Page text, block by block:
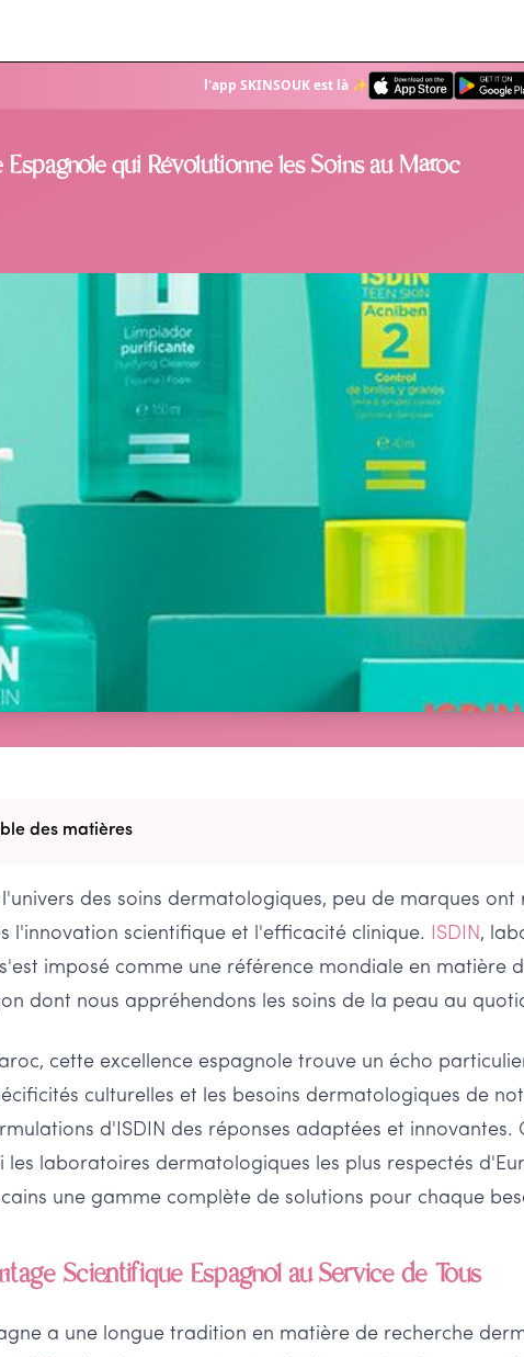
l'app SKINSOUK est là ✨
qui Révolutionne les Soins au Maroc
des matières
l'univers des soins dermatologiques, peu de marques
l'innovation scientifique et l'efficacité clinique. ISDIN,
s'est imposé comme une référence mondiale en
dont nous appréhendons les soins de la peau au
cette excellence espagnole trouve un écho
culturelles et les besoins dermatologiques de
d'ISDIN des réponses adaptées et
les laboratoires dermatologiques les plus respectés
une gamme complète de solutions pour chaque
Scientifique Espagnol au Service de Tous
a une longue tradition en matière de recherche